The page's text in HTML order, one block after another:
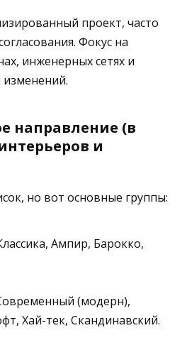
проект, часто
Фокус на
инженерных сетях и
изменений.
направление (в
и
но вот основные группы:
Ампир, Барокко,
(модерн),
Хай-тек, Скандинавский.